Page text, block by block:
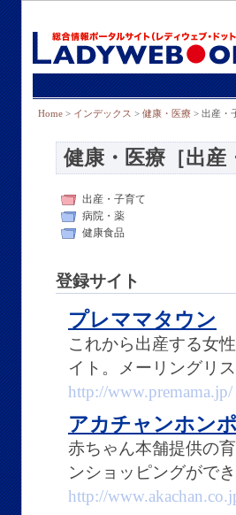
Home > インデックス > 健康・医療 > 出産・
健康・医療［出産
出産・子育て
病院・薬
健康食品
登録サイト
プレママタウン
これから出産する女
イト。メーリングリ
http://www.premama.jp/
アカチャンホンポ
赤ちゃん本舗提供の
ンショッピングがで
http://